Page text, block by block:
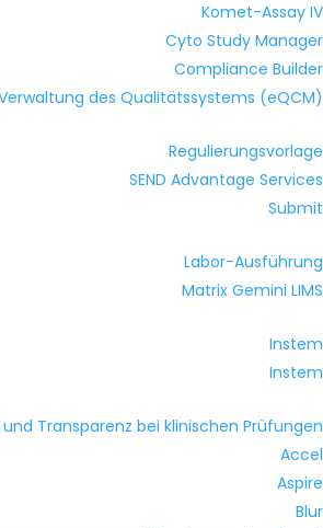
Komet-Assay IV
Cyto Study Manager
Compliance Builder
des Qualitätssystems (eQCM)
Regulierungsvorlage
SEND Advantage Services
Submit
Labor-Ausführung
Matrix Gemini LIMS
Instem
Instem
Transparenz bei klinischen Prüfungen
Accel
Aspire
Blur